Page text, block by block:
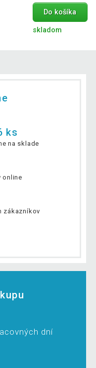
Do košíka
skladom
ks
na sklade
online
zákazníkov
dní